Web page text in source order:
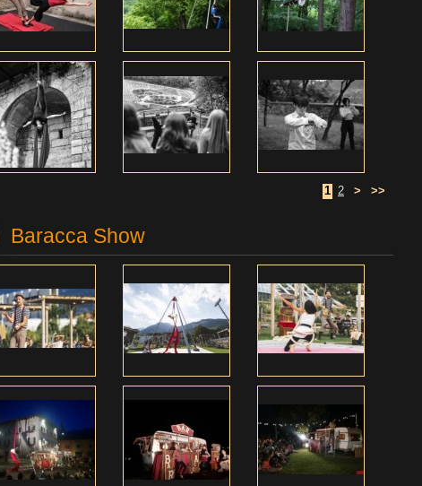
1 2 > >>
Baracca Show